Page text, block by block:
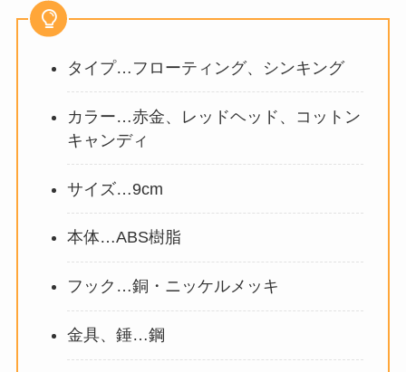
タイプ…フローティング、シンキング
カラー…赤金、レッドヘッド、コットン
キャンディ
サイズ…9cm
本体…ABS樹脂
フック…銅・ニッケルメッキ
金具、錘…鋼